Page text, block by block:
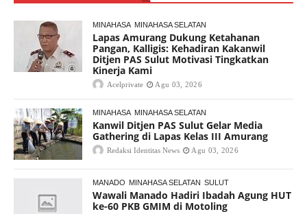
MINAHASA MINAHASA SELATAN
Lapas Amurang Dukung Ketahanan
Pangan, Kalligis: Kehadiran Kakanwil
Ditjen PAS Sulut Motivasi Tingkatkan
Kinerja Kami
Acelprivate Agu 03, 2026
MINAHASA MINAHASA SELATAN
Kanwil Ditjen PAS Sulut Gelar Media
Gathering di Lapas Kelas III Amurang
Redaksi Identitas News Agu 03, 2026
MANADO MINAHASA SELATAN SULUT
Wawali Manado Hadiri Ibadah Agung HUT
ke-60 PKB GMIM di Motoling